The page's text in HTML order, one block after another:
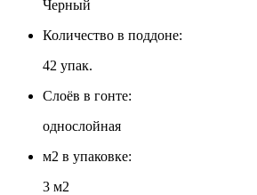
Черный
Количество в поддоне:
42 упак.
Слоёв в гонте:
однослойная
м2 в упаковке:
3 м2